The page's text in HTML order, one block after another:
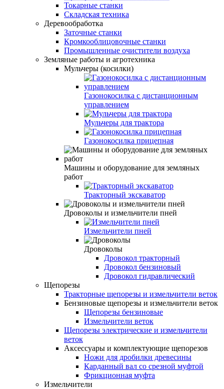
Токарные станки
Складская техника
Деревообработка
Заточные станки
Кромкооблицовочные станки
Промышленные очистители воздуха
Земляные работы и агротехника
Мульчеры (косилки)
Газонокосилка с дистанционным
управлением
Мульчеры для трактора
Газонокосилка прицепная
Машины и оборудование для земляных
работ
Тракторный экскаватор
Дровоколы и измельчители пней
Измельчители пней
Дровоколы
Дровокол тракторный
Дровокол бензиновый
Дровокол гидравлический
Щепорезы
Тракторные щепорезы и измельчители веток
Бензиновые щепорезы и измельчители веток
Щепорезы бензиновые
Измельчители веток
Щепорезы электрические и измельчители
веток
Аксессуары и комплектующие щепорезов
Ножи для дробилки древесины
Карданный вал со срезной муфтой
Фрикционная муфта
Измельчители